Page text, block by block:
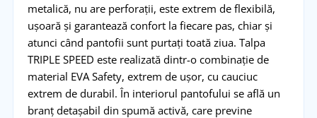
metalică, nu are perforații, este extrem de flexibilă,
ușoară și garantează confort la fiecare pas, chiar și
atunci când pantofii sunt purtați toată ziua. Talpa
TRIPLE SPEED este realizată dintr-o combinație de
material EVA Safety, extrem de ușor, cu cauciuc
extrem de durabil. În interiorul pantofului se află un
branț detașabil din spumă activă, care previne